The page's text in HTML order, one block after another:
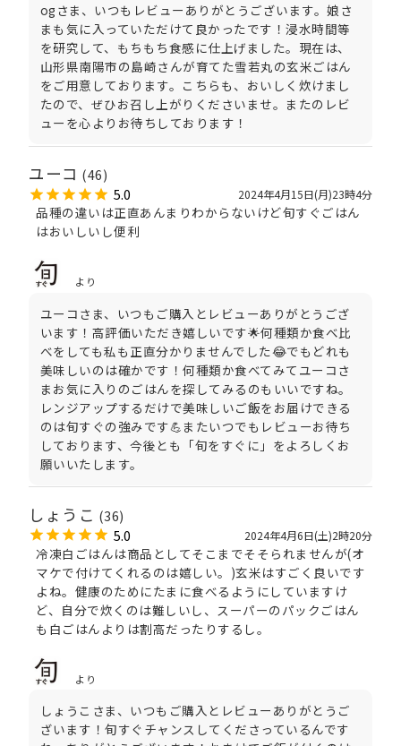
ogさま、いつもレビューありがとうございます。娘さ
まも気に入っていただけて良かったです！浸水時間等
を研究して、もちもち食感に仕上げました。現在は、
山形県南陽市の島崎さんが育てた雪若丸の玄米ごはん
をご用意しております。こちらも、おいしく炊けまし
たので、ぜひお召し上がりくださいませ。またのレビ
ューを心よりお待ちしております！
ユーコ (46)
5.0
2024年4月15日(月)23時4分
品種の違いは正直あんまりわからないけど旬すぐごはん
はおいしいし便利
より
ユーコさま、いつもご購入とレビューありがとうござ
います！高評価いただき嬉しいです🌟何種類か食べ比
べをしても私も正直分かりませんでした😂でもどれも
美味しいのは確かです！何種類か食べてみてユーコさ
まお気に入りのごはんを探してみるのもいいですね。
レンジアップするだけで美味しいご飯をお届けできる
のは旬すぐの強みです💪またいつでもレビューお待ち
しております、今後とも「旬をすぐに」をよろしくお
願いいたします。
しょうこ (36)
5.0
2024年4月6日(土)2時20分
冷凍白ごはんは商品としてそこまでそそられませんが(オ
マケで付けてくれるのは嬉しい。)玄米はすごく良いです
よね。健康のためにたまに食べるようにしていますけ
ど、自分で炊くのは難しいし、スーパーのパックごはん
も白ごはんよりは割高だったりするし。
より
しょうこさま、いつもご購入とレビューありがとうご
ざいます！旬すぐチャンスしてくださっているんです